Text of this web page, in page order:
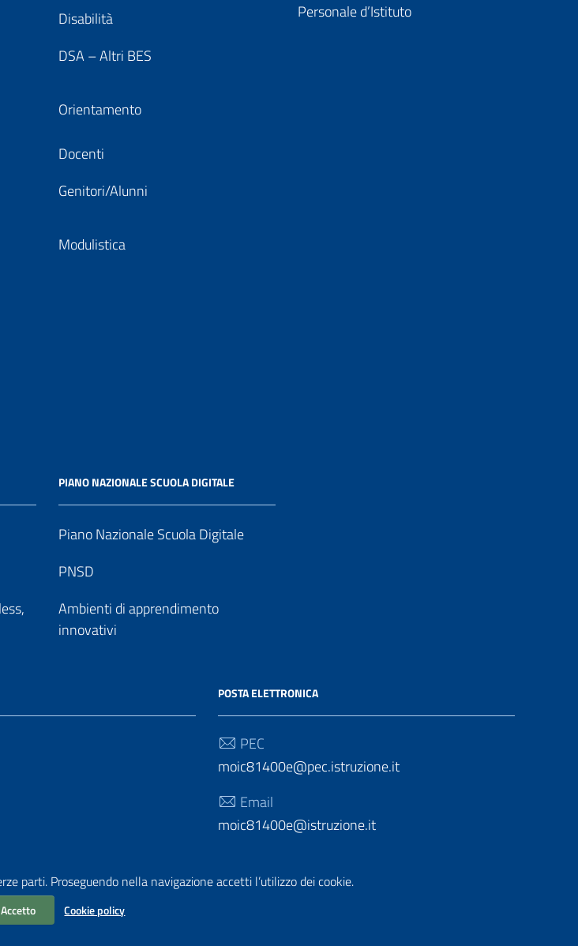
parti. Proseguendo nella navigazione accetti l’utilizzo dei cookie.
Accetto Cookie policy
Disabilità
DSA – Altri BES
Orientamento
Docenti
Genitori/Alunni
Modulistica
Personale d’Istituto
PIANO NAZIONALE SCUOLA DIGITALE
Piano Nazionale Scuola Digitale
PNSD
Ambienti di apprendimento
innovativi
POSTA ELETTRONICA
PEC
moic81400e@pec.istruzione.it
Email
moic81400e@istruzione.it